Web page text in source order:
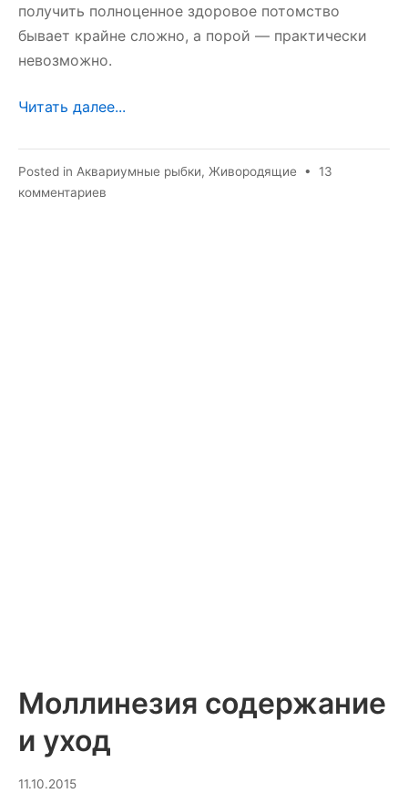
получить полноценное здоровое потомство
бывает крайне сложно, а порой — практически
невозможно.
Читать далее...
Posted in Аквариумные рыбки, Живородящие • 13
комментариев
Моллинезия содержание
и уход
11.10.201510.03.2025